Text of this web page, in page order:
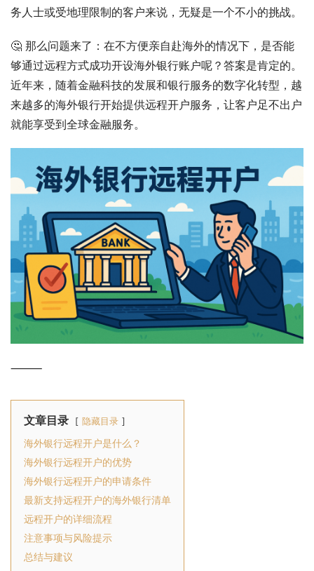
务人士或受地理限制的客户来说，无疑是一个不小的挑战。
🤔 那么问题来了：在不方便亲自赴海外的情况下，是否能
够通过远程方式成功开设海外银行账户呢？答案是肯定的。
近年来，随着金融科技的发展和银行服务的数字化转型，越
来越多的海外银行开始提供远程开户服务，让客户足不出户
就能享受到全球金融服务。
⸻
文章目录 隐藏目录
海外银行远程开户是什么？
海外银行远程开户的优势
海外银行远程开户的申请条件
最新支持远程开户的海外银行清单
远程开户的详细流程
注意事项与风险提示
总结与建议